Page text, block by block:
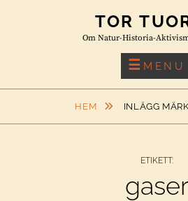
TOR
Om Natur-Historia-
MENU
HEM INLÄGG
ETIKETT:
gaser